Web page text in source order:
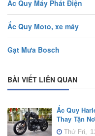
Ắc Quy Máy Phát Điện
Ắc Quy Moto, xe máy
Gạt Mưa Bosch
BÀI VIẾT LIÊN QUAN
Ắc Quy
Thay Tận
Thứ Fri,